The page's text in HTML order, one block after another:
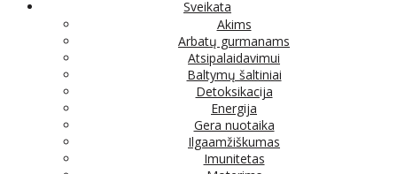
Sveikata
Akims
Arbatų gurmanams
Atsipalaidavimui
Baltymų šaltiniai
Detoksikacija
Energija
Gera nuotaika
Ilgaamžiškumas
Imunitetas